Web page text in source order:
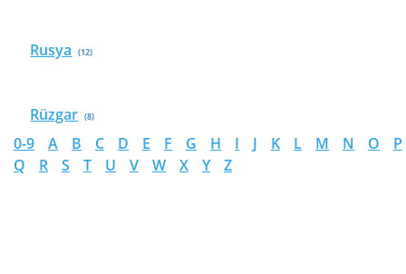
Rusya (12)
Rüzgar (8)
0-9 A B C D E F G H I J K L M N O
P
Q
R S T U V W X Y Z